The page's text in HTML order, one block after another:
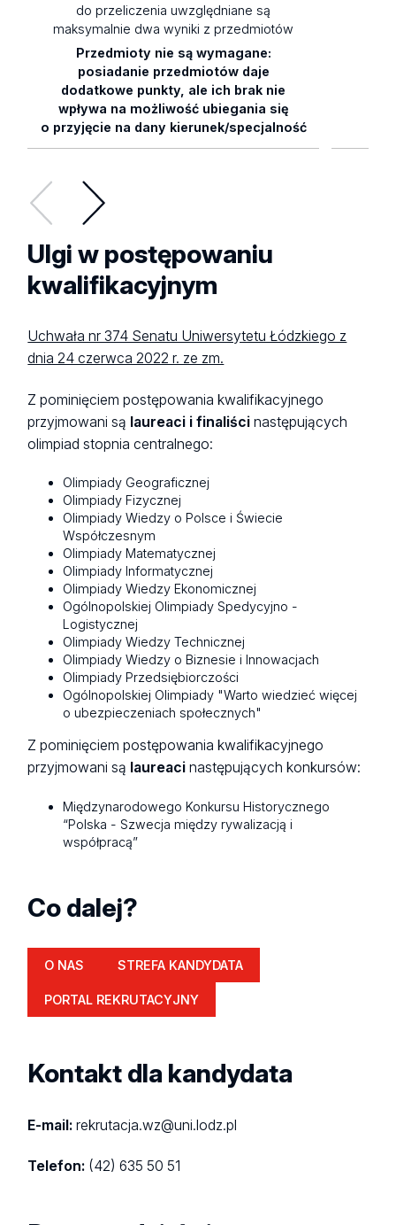
do przeliczenia uwzględniane są
maksymalnie dwa wyniki z przedmiotów
Przedmioty nie są wymagane:
posiadanie przedmiotów daje
dodatkowe punkty, ale ich brak nie
wpływa na możliwość ubiegania się
o przyjęcie na dany kierunek/specjalność
Ulgi w postępowaniu
kwalifikacyjnym
Uchwała nr 374 Senatu Uniwersytetu Łódzkiego z
dnia 24 czerwca 2022 r. ze zm.
Z pominięciem postępowania kwalifikacyjnego
przyjmowani są laureaci i finaliści następujących
olimpiad stopnia centralnego:
Olimpiady Geograficznej
Olimpiady Fizycznej
Olimpiady Wiedzy o Polsce i Świecie
Współczesnym
Olimpiady Matematycznej
Olimpiady Informatycznej
Olimpiady Wiedzy Ekonomicznej
Ogólnopolskiej Olimpiady Spedycyjno -
Logistycznej
Olimpiady Wiedzy Technicznej
Olimpiady Wiedzy o Biznesie i Innowacjach
Olimpiady Przedsiębiorczości
Ogólnopolskiej Olimpiady "Warto wiedzieć więcej
o ubezpieczeniach społecznych"
Z pominięciem postępowania kwalifikacyjnego
przyjmowani są laureaci następujących konkursów:
Międzynarodowego Konkursu Historycznego
“Polska - Szwecja między rywalizacją i
współpracą”
Co dalej?
O NAS STREFA KANDYDATA
PORTAL REKRUTACYJNY
Kontakt dla kandydata
E-mail: rekrutacja.wz@uni.lodz.pl
Telefon: (42) 635 50 51